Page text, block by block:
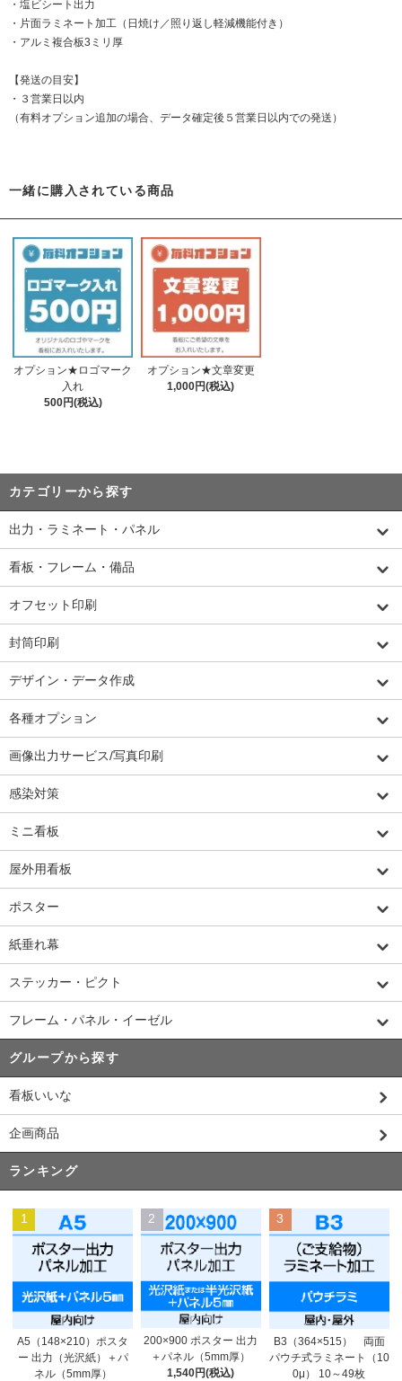
・塩ビシート出力
・片面ラミネート加工（日焼け／照り返し軽減機能付き）
・アルミ複合板3ミリ厚
【発送の目安】
・３営業日以内
（有料オプション追加の場合、データ確定後５営業日以内での発送）
一緒に購入されている商品
オプション★ロゴマーク
入れ
500円(税込)
オプション★文章変更
1,000円(税込)
カテゴリーから探す
出力・ラミネート・パネル
看板・フレーム・備品
オフセット印刷
封筒印刷
デザイン・データ作成
各種オプション
画像出力サービス/写真印刷
感染対策
ミニ看板
屋外用看板
ポスター
紙垂れ幕
ステッカー・ピクト
フレーム・パネル・イーゼル
グループから探す
看板いいな
企画商品
ランキング
1
A5（148×210）ポスタ
ー 出力（光沢紙）＋パ
ネル（5mm厚）
2
200×900 ポスター 出力
＋パネル（5mm厚）
1,540円(税込)
3
B3（364×515） 両面
パウチ式ラミネート（10
0μ） 10～49枚